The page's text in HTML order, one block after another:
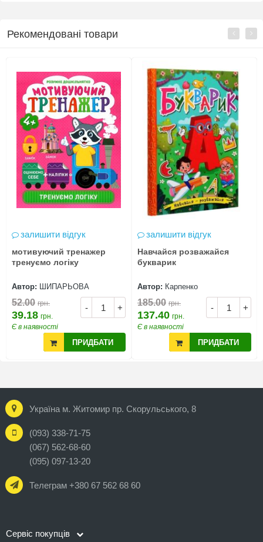
Рекомендовані товари
залишити відгук
мотивуючий тренажер
тренуємо логіку
Автор: ШИПАРЬОВА
- +
52.00 грн.
39.18 грн.
Є в наявності
ПРИДБАТИ
залишити відгук
Навчайся розважайся
букварик
Автор: Карпенко
- +
185.00 грн.
137.40 грн.
Є в наявності
ПРИДБАТИ
Україна м. Житомир пр. Скорульського, 8
(093) 338-71-75
(067) 562-68-60
(095) 097-13-20
Телеграм +380 67 562 68 60
Сервіс покупців